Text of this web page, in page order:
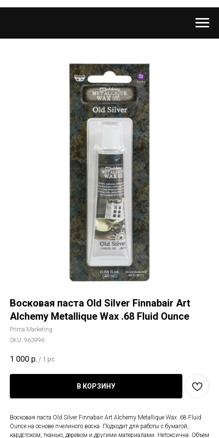
Восковая паста Old Silver Finnabair Art
Alchemy Metallique Wax .68 Fluid Ounce
Prima Marketing
SKU: 963996
1 000 р. / 1 pc
В КОРЗИНУ
Восковая паста Old Silver Finnabair Art Alchemy Metallique Wax .68 Fluid
Ounce на основе пчелиного воска. Подходит для работы с бумагой,
кардстоком, тканью, деревом и другими материалами. Нетоксична. Объем